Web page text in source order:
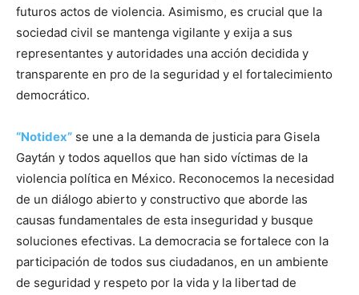
futuros actos de violencia. Asimismo, es crucial que la
sociedad civil se mantenga vigilante y exija a sus
representantes y autoridades una acción decidida y
transparente en pro de la seguridad y el fortalecimiento
democrático.
“Notidex” se une a la demanda de justicia para Gisela
Gaytán y todos aquellos que han sido víctimas de la
violencia política en México. Reconocemos la necesidad
de un diálogo abierto y constructivo que aborde las
causas fundamentales de esta inseguridad y busque
soluciones efectivas. La democracia se fortalece con la
participación de todos sus ciudadanos, en un ambiente
de seguridad y respeto por la vida y la libertad de